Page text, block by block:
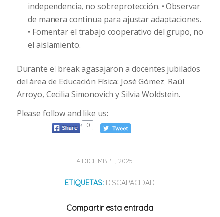
independencia, no sobreprotección. • Observar
de manera continua para ajustar adaptaciones.
• Fomentar el trabajo cooperativo del grupo, no
el aislamiento.
Durante el break agasajaron a docentes jubilados
del área de Educación Física: José Gómez, Raúl
Arroyo, Cecilia Simonovich y Silvia Woldstein.
Please follow and like us:
0
4 DICIEMBRE, 2025
/
ETIQUETAS: DISCAPACIDAD
Compartir esta entrada